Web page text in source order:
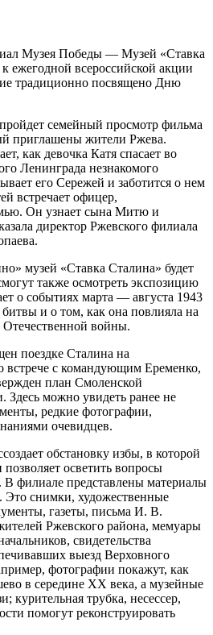
Музея Победы — Музей «Ставка
ежегодной всероссийской акции
традиционно посвящено Дню
семейный просмотр фильма
приглашены жители Ржева.
как девочка Катя спасает во
Ленинграда незнакомого
его Сережей и заботится о нем
встречает офицер,
Он узнает сына Митю и
директор Ржевского филиала
музей «Ставка Сталина» будет
также осмотреть экспозицию
о событиях марта — августа 1943
и о том, как она повлияла на
войны.
поездке Сталина на
встрече с командующим Еременко,
план Смоленской
Здесь можно увидеть ранее не
редкие фотографии,
очевидцев.
обстановку избы, в которой
осветить вопросы
В филиале представлены материалы
снимки, художественные
газеты, письма И. В.
Ржевского района, мемуары
свидетельства
выезд Верховного
фотографии покажут, как
в середине XX века, а музейные
курительная трубка, несессер,
помогут реконструировать